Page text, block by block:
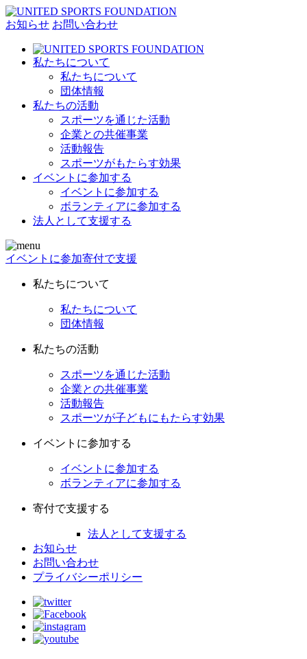
お知らせ お問い合わせ
私たちについて
私たちについて
団体情報
私たちの活動
スポーツを通じた活動
企業との共催事業
活動報告
スポーツがもたらす効果
イベントに参加する
イベントに参加する
ボランティアに参加する
法人として支援する
イベントに参加寄付で支援
私たちについて
私たちについて
団体情報
私たちの活動
スポーツを通じた活動
企業との共催事業
活動報告
スポーツが子どもにもたらす効果
イベントに参加する
イベントに参加する
ボランティアに参加する
寄付で支援する
法人として支援する
お知らせ
お問い合わせ
プライバシーポリシー